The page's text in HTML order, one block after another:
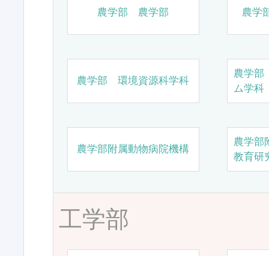
農学部 農学部 農学
農学部 環境資源科学科
農学
ム学科
農学部附属動物病院機構
農学部
教育研
工学部